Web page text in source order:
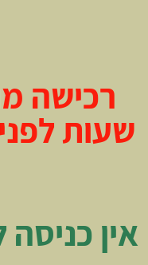
שעות
אין כניסה